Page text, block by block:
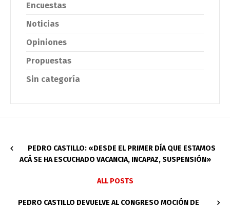
Encuestas
Noticias
Opiniones
Propuestas
Sin categoría
PEDRO CASTILLO: «DESDE EL PRIMER DÍA QUE ESTAMOS
ACÁ SE HA ESCUCHADO VACANCIA, INCAPAZ, SUSPENSIÓN»
ALL POSTS
PEDRO CASTILLO DEVUELVE AL CONGRESO MOCIÓN DE